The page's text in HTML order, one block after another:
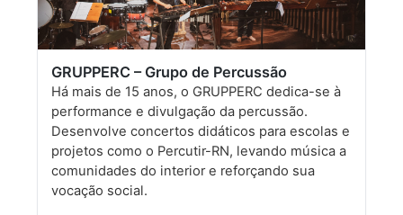
GRUPPERC – Grupo de Percussão
Há mais de 15 anos, o GRUPPERC dedica-se à
performance e divulgação da percussão.
Desenvolve concertos didáticos para escolas e
projetos como o Percutir-RN, levando música a
comunidades do interior e reforçando sua
vocação social.